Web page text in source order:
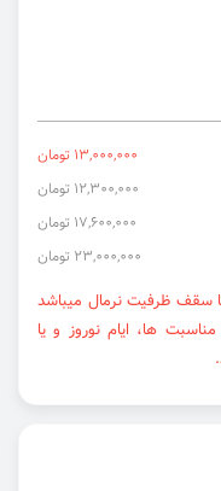
13,000,000 تومان
12,300,000 تومان
17,600,000 تومان
23,000,000 تومان
سقف ظرفیت نرمال میباشد
ها، ایام نوروز و یا